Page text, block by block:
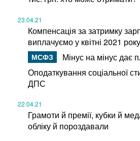
23.04.21
Компенсація за затримку
виплачуємо у квітні 2021 року
Мінус на мінус дає
Оподаткування соціальної
ДПС
22.04.21
Грамоти й премії, кубки й
обліку й пороздавали